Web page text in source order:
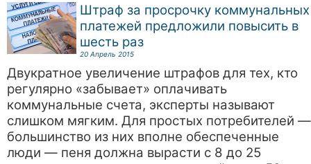
Штраф за просрочку коммунальных
платежей предложили повысить в
шесть раз
20 Апрель 2015
Двукратное увеличение штрафов для тех, кто
регулярно «забывает» оплачивать
коммунальные счета, эксперты называют
слишком мягким. Для простых потребителей —
большинство из них вполне обеспеченные
люди — пеня должна вырасти с 8 до 25